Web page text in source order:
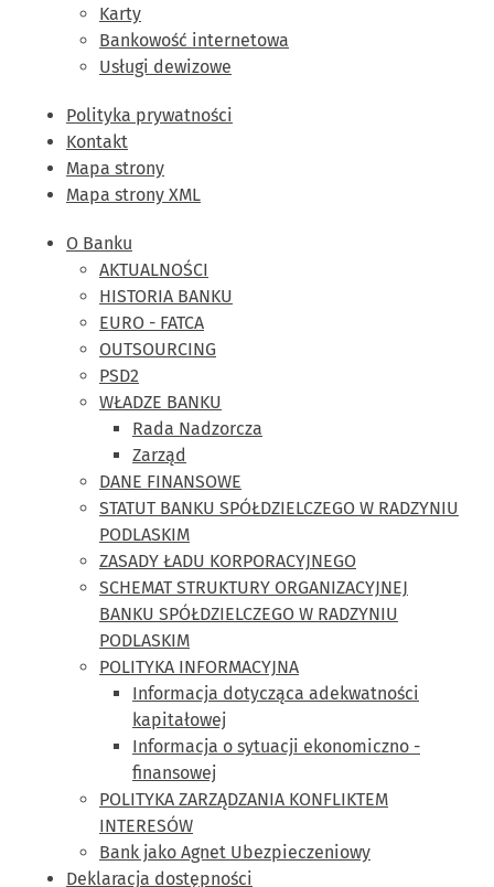
Karty
Bankowość internetowa
Usługi dewizowe
Polityka prywatności
Kontakt
Mapa strony
Mapa strony XML
O Banku
AKTUALNOŚCI
HISTORIA BANKU
EURO - FATCA
OUTSOURCING
PSD2
WŁADZE BANKU
Rada Nadzorcza
Zarząd
DANE FINANSOWE
STATUT BANKU SPÓŁDZIELCZEGO W RADZYNIU
PODLASKIM
ZASADY ŁADU KORPORACYJNEGO
SCHEMAT STRUKTURY ORGANIZACYJNEJ
BANKU SPÓŁDZIELCZEGO W RADZYNIU
PODLASKIM
POLITYKA INFORMACYJNA
Informacja dotycząca adekwatności
kapitałowej
Informacja o sytuacji ekonomiczno -
finansowej
POLITYKA ZARZĄDZANIA KONFLIKTEM
INTERESÓW
Bank jako Agnet Ubezpieczeniowy
Deklaracja dostępności